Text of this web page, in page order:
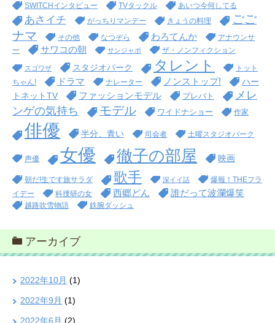
SWITCHインタビュー TVタックル あいつ今何してる
あさイチ がっちりマンデー きょうの料理
ごご
ナマ
その他 なつぞら わろてんか
アナウンサ
ー
サワコの朝 サンジャポ ザ・ノンフィクション
スゴワザ スタジオパーク タレント
トット
ちゃん!
ドラマ ナレーター ノンストップ!
ハー
トネットTV
ファッションモデル プレバト
メレ
ンゲの気持ち
モデル ワイドナショー 作家
俳優 半分、青い 司会者 土曜スタジオパーク
声優 女優 徹子の部屋 映画
朝だ!生です旅サラダ 歌手 深イイ話
爆報！THEフラ
イデー
科捜研の女 西郷どん 誰だって波瀾爆笑
越路吹雪物語 鉄腕ダッシュ
アーカイブ
2022年10月 (1)
2022年9月 (1)
2022年6月 (2)